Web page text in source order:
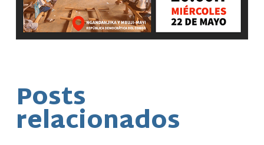
Posts
relacionados